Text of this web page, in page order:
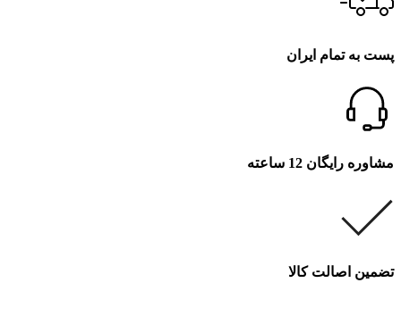
پست به تمام ایران
مشاوره رایگان 12 ساعته
تضمین اصالت کالا